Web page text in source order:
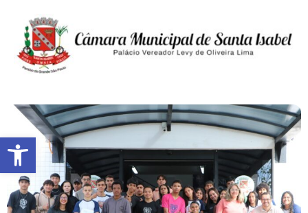
Abrir a barra de ferramentas